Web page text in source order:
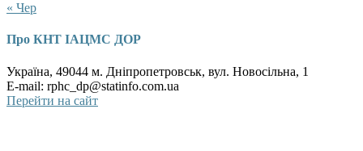
« Чер
Про КНТ ІАЦМС ДОР
Україна, 49044 м. Дніпропетровськ, вул. Новосільна, 1
E-mail: rphc_dp@statinfo.com.ua
Перейти на сайт